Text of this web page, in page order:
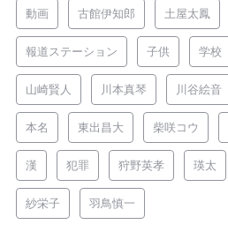
動画 古館伊知郎 土屋太鳳
報道ステーション 子供 学校
山崎賢人 川本真琴 川谷絵音
本名 東出昌大 柴咲コウ
漢 犯罪 狩野英孝 瑛太
紗栄子 羽鳥慎一